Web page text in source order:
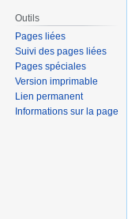
Outils
Pages liées
Suivi des pages liées
Pages spéciales
Version imprimable
Lien permanent
Informations sur la page